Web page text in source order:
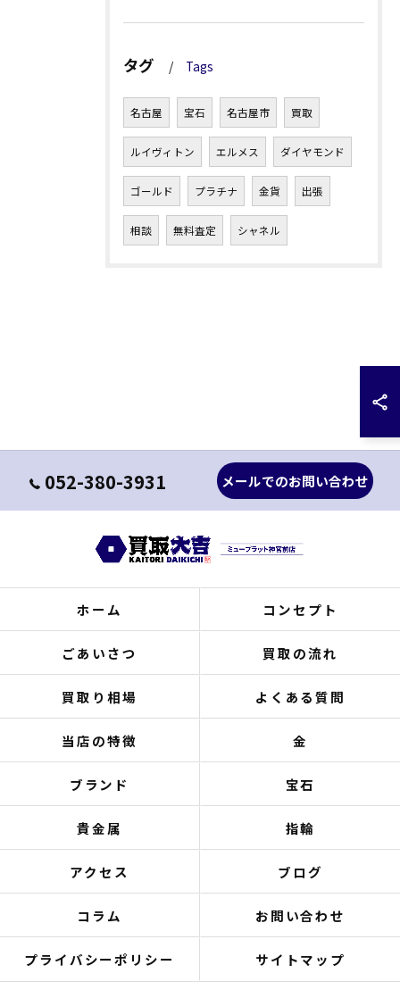
タグ Tags
名古屋 宝石 名古屋市 買取
ルイヴィトン エルメス ダイヤモンド
ゴールド プラチナ 金貨 出張
相談 無料査定 シャネル
052-380-3931 メールでのお問い合わせ
ホーム コンセプト
ごあいさつ 買取の流れ
買取り相場 よくある質問
当店の特徴 金
ブランド 宝石
貴金属 指輪
アクセス ブログ
コラム お問い合わせ
プライバシーポリシー サイトマップ